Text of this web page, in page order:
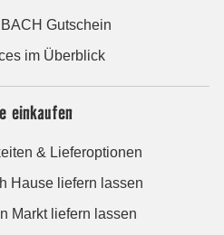
Gutschein
im Überblick
einkaufen
& Lieferoptionen
Hause liefern lassen
Markt liefern lassen